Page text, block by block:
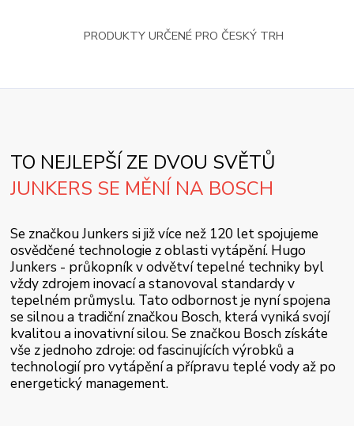
PRODUKTY URČENÉ PRO ČESKÝ TRH
TO NEJLEPŠÍ ZE DVOU SVĚTŮ
JUNKERS SE MĚNÍ NA BOSCH
Se značkou Junkers si již více než 120 let spojujeme
osvědčené technologie z oblasti vytápění. Hugo
Junkers - průkopník v odvětví tepelné techniky byl
vždy zdrojem inovací a stanovoval standardy v
tepelném průmyslu. Tato odbornost je nyní spojena
se silnou a tradiční značkou Bosch, která vyniká svojí
kvalitou a inovativní silou. Se značkou Bosch získáte
vše z jednoho zdroje: od fascinujících výrobků a
technologií pro vytápění a přípravu teplé vody až po
energetický management.